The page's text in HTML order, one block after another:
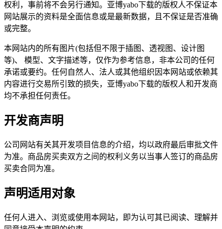
权利，事前将不会另行通知。亚博yabo下载的版权人不保证本
网站展示的资料是全面信息或是最新数据，且不保证是否准确
或完整。
本网站内的所有图片(包括但不限于插图、透视图、设计图
等)、 模型、文字描述等，仅作为参考信息，非本公司的任何
承诺或要约。任何自然人、法人或其他组织因本网站或依赖其
内容进行交易所引致的损失，亚博yabo下载的版权人和开发商
均不承担任何责任。
开发商声明
公司网站有关其开发项目信息的介绍，均以政府最后审批文件
为准。商品房买卖双方之间的权利义务以当事人签订的商品房
买卖合同为准。
声明适用对象
任何人进入、浏览或使用本网站，即为认可其已阅读、理解并